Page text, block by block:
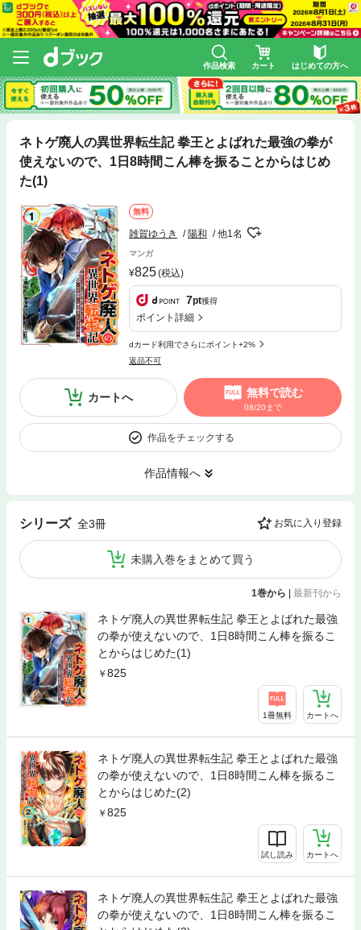
作品検索 カート はじめての方へ
ネトゲ廃人の異世界転生記 拳王とよばれた最強の拳が
使えないので、1日8時間こん棒を振ることからはじめ
た(1)
無料
雑賀ゆうき 陽和 他1名
マンガ
825(税込)
7pt獲得
ポイント詳細
dカード利用でさらにポイント+2%
返品不可
カートへ 無料で読む
08/20まで
作品をチェックする
作品情報へ
シリーズ 全3冊 お気に入り登録
未購入巻をまとめて買う
1巻から 最新刊から
ネトゲ廃人の異世界転生記 拳王とよばれた最強
の拳が使えないので、1日8時間こん棒を振るこ
とからはじめた(1)
825
1冊無料 カートへ
ネトゲ廃人の異世界転生記 拳王とよばれた最強
の拳が使えないので、1日8時間こん棒を振るこ
とからはじめた(2)
825
試し読み カートへ
ネトゲ廃人の異世界転生記 拳王とよばれた最強
の拳が使えないので、1日8時間こん棒を振るこ